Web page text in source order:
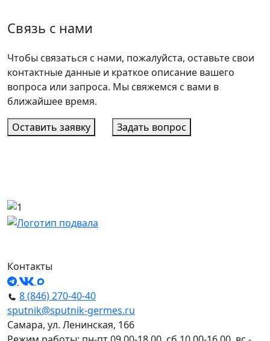
Связь с нами
Чтобы связаться с нами, пожалуйста, оставьте свои
контактные данные и краткое описание вашего
вопроса или запроса. Мы свяжемся с вами в
ближайшее время.
Оставить заявку
Задать вопрос
Контакты
8 (846) 270-40-40
sputnik@sputnik-germes.ru
Самара, ул. Ленинская, 166